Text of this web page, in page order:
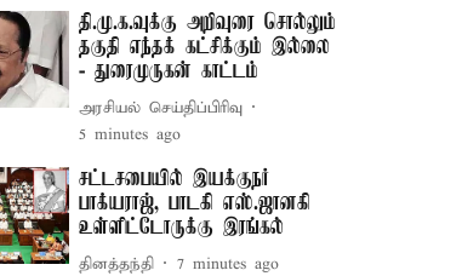
தி.மு.க.வுக்கு அறிவுரை சொல்லும்
தகுதி எந்தக் கட்சிக்கும் இல்லை
- துரைமுருகன் காட்டம்
அரசியல் செய்திப்பிரிவு
5 minutes ago
சட்டசபையில் இயக்குநர்
பாக்யராஜ், பாடகி எஸ்.ஜானகி
உள்ளிட்டோருக்கு இரங்கல்
தினத்தந்தி 7 minutes ago